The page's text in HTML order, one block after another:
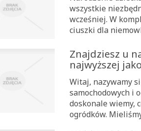
wszystkie
wcześniej. W
ciuszki dla
Znajdziesz u
najwyższej
Witaj, nazywamy
samochodowych i
doskonale wiemy,
ogródków.